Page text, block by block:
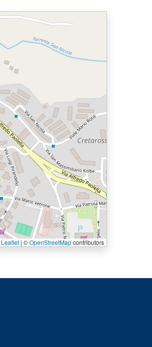
Leaflet | ©OpenStreetMapcontributors